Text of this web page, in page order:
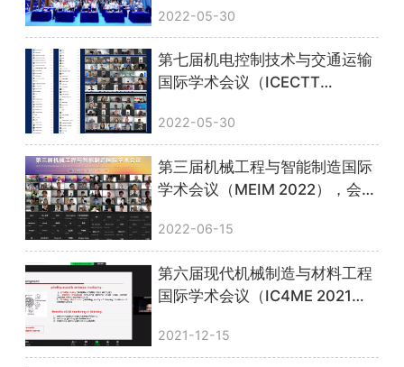
2022-05-30
第七届机电控制技术与交通运输
国际学术会议（ICECTT
2022-05-30
第三届机械工程与智能制造国际
学术会议（MEIM 2022），会议
2022-06-15
第六届现代机械制造与材料工程
国际学术会议（IC4ME 2021）
2021-12-15